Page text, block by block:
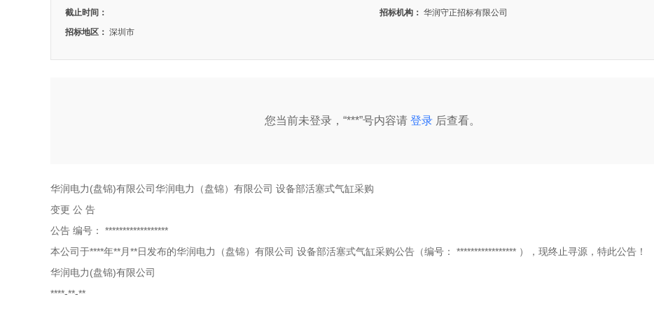
截止时间：
招标机构： 华润守正招标有限公司
招标地区： 深圳市
您当前未登录，“***”号内容请 登录 后查看。
华润电力(盘锦)有限公司华润电力（盘锦）有限公司 设备部活塞式气缸采购
变更 公 告
公告 编号：
******************
本公司于****年**月**日发布的华润电力（盘锦）有限公司 设备部活塞式气缸采购公告（编号：
***************** ），现终止寻源，特此公告！
华润电力(盘锦)有限公司
****-**-**